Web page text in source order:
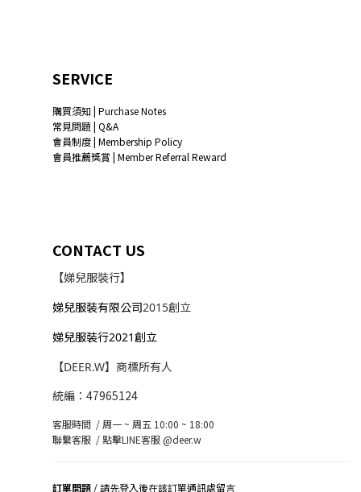
SERVICE
購買須知 | Purchase Notes
常見問題 | Q&A
會員制度 | Membership Policy
會員推薦獎賞 | Member Referral Reward
CONTACT US
【娣兒服裝行】
娣兒服裝有限公司2015創立
娣兒服裝行2021創立
【DEER.W】商標所有人
統編：47965124
客服時間 / 周一 ~ 周五 10:00 ~ 18:00
聯繫客服 /點擊LINE客服 @deer.w
訂單問題 / 請先登入後在該訂單通訊處留言